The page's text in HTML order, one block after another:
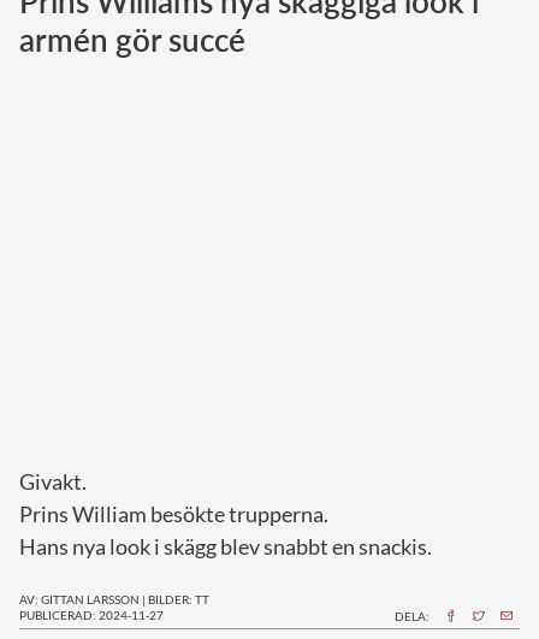
Norska kungahuset
armén gör succé
Givakt.
Prins William besökte trupperna.
Hans nya look i skägg blev snabbt en snackis.
AV: GITTAN LARSSON | BILDER: TT
PUBLICERAD: 2024-11-27
DELA: